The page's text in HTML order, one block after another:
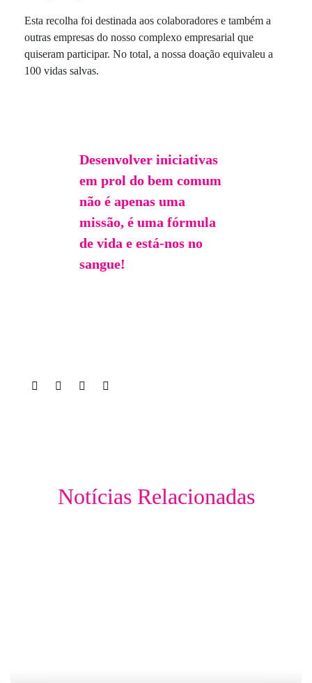
Esta recolha foi destinada aos colaboradores e também a
outras empresas do nosso complexo empresarial que
quiseram participar. No total, a nossa doação equivaleu a
100 vidas salvas.
Desenvolver iniciativas
em prol do bem comum
não é apenas uma
missão, é uma fórmula
de vida e está-nos no
sangue!
Notícias Relacionadas